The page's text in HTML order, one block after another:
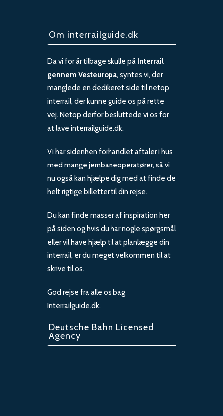
Om interrailguide.dk
Da vi for år tilbage skulle på Interrail
gennem Vesteuropa, syntes vi, der
manglede en dedikeret side til netop
interrail, der kunne guide os på rette
vej. Netop derfor besluttede vi os for
at lave interrailguide.dk.
Vi har sidenhen forhandlet aftaler i hus
med mange jernbaneoperatører, så vi
nu også kan hjælpe dig med at finde de
helt rigtige billetter til din rejse.
Du kan finde masser af inspiration her
på siden og hvis du har nogle spørgsmål
eller vil have hjælp til at planlægge din
interrail, er du meget velkommen til at
skrive til os.
God rejse fra alle os bag
Interrailguide.dk.
Deutsche Bahn Licensed
Agency